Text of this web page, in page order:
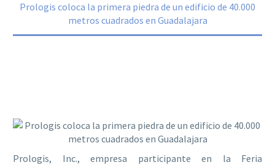
Prologis coloca la primera piedra de un edificio de 40.000
metros cuadrados en Guadalajara
Prologis, Inc., empresa participante en la Feria